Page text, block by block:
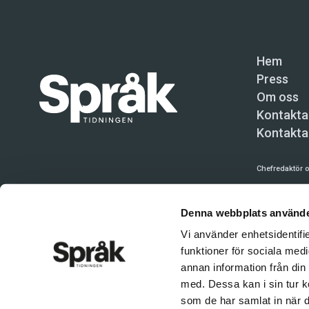
Denna webbplats
Vi använder
funktioner för sociala
annan information från
med. Dessa kan i sin tur
som de har samlat in när
Hem
Press
Om oss
Chefredaktör
Kundtjänst
Användning
tillåten.